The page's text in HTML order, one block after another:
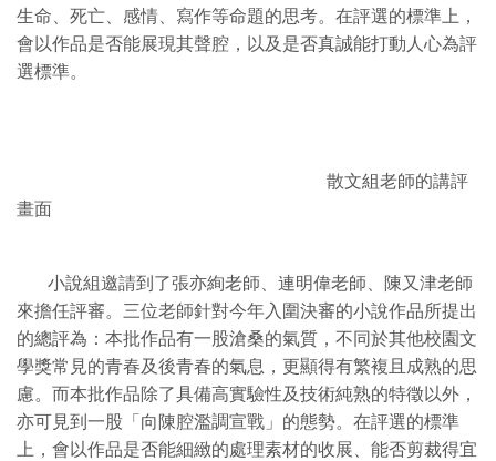
生命、死亡、感情、寫作等命題的思考。在評選的標準上，
會以作品是否能展現其聲腔，以及是否真誠能打動人心為評
選標準。
散文組老師的講評
畫面
小說組邀請到了張亦絢老師、連明偉老師、陳又津老師
來擔任評審。三位老師針對今年入圍決審的小說作品所提出
的總評為：本批作品有一股滄桑的氣質，不同於其他校園文
學獎常見的青春及後青春的氣息，更顯得有繁複且成熟的思
慮。而本批作品除了具備高實驗性及技術純熟的特徵以外，
亦可見到一股「向陳腔濫調宣戰」的態勢。在評選的標準
上，會以作品是否能細緻的處理素材的收展、能否剪裁得宜